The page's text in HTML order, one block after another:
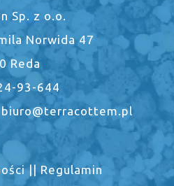
Sp. z o.o.
Norwida 47
Reda
93-644
|| Regulamin